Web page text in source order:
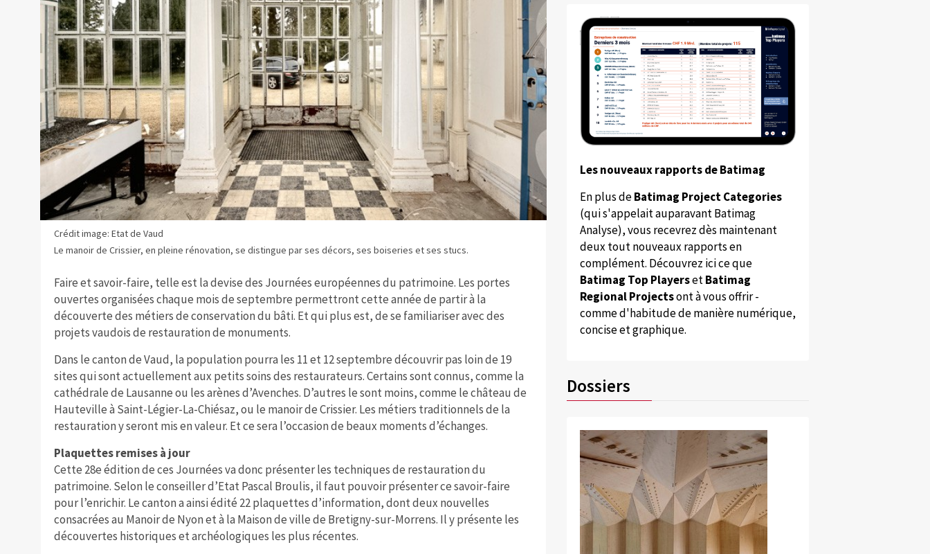
Crédit image: Etat de Vaud
Le manoir de Crissier, en pleine rénovation, se distingue par ses décors, ses boiseries et ses stucs.
Faire et savoir-faire, telle est la devise des Journées européennes du patrimoine. Les portes
ouvertes organisées chaque mois de septembre permettront cette année de partir à la
découverte des métiers de conservation du bâti. Et qui plus est, de se familiariser avec des
projets vaudois de restauration de monuments.
Dans le canton de Vaud, la population pourra les 11 et 12 septembre découvrir pas loin de 19
sites qui sont actuellement aux petits soins des restaurateurs. Certains sont connus, comme la
cathédrale de Lausanne ou les arènes d’Avenches. D’autres le sont moins, comme le château de
Hauteville à Saint-Légier-La-Chiésaz, ou le manoir de Crissier. Les métiers traditionnels de la
restauration y seront mis en valeur. Et ce sera l’occasion de beaux moments d’échanges.
Plaquettes remises à jour
Cette 28e édition de ces Journées va donc présenter les techniques de restauration du
patrimoine. Selon le conseiller d’Etat Pascal Broulis, il faut pouvoir présenter ce savoir-faire
pour l’enrichir. Le canton a ainsi édité 22 plaquettes d’information, dont deux nouvelles
consacrées au Manoir de Nyon et à la Maison de ville de Bretigny-sur-Morrens. Il y présente les
découvertes historiques et archéologiques les plus récentes.
Les nouveaux rapports de Batimag
En plus deBatimag Project Categories
(qui s'appelait auparavant Batimag
Analyse), vous recevrez dès maintenant
deux tout nouveaux rapports en
complément. Découvrez ici ce que
Batimag Top PlayersetBatimag
Regional Projectsont à vous offrir -
comme d'habitude de manière numérique,
concise et graphique.
Dossiers